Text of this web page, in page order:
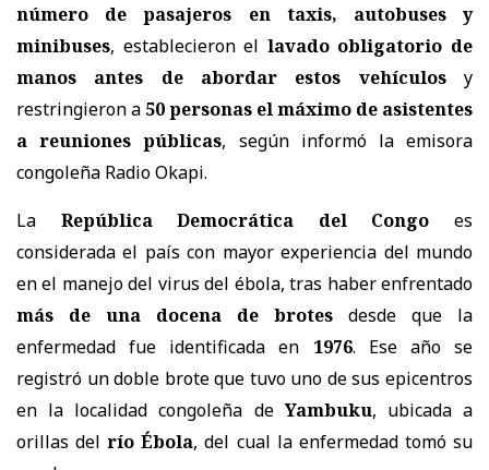
número de pasajeros en taxis, autobuses y
minibuses, establecieron el lavado obligatorio de
manos antes de abordar estos vehículosy
restringieron a 50 personas el máximo de asistentes
a reuniones públicas, según informó la emisora
congoleña Radio Okapi.
La República Democrática del Congo es
considerada el país con mayor experiencia del mundo
en el manejo del virus del ébola, tras haber enfrentado
más de una docena de brotes desde que la
enfermedad fue identificada en 1976. Ese año se
registró un doble brote que tuvo uno de sus epicentros
en la localidad congoleña deYambuku, ubicada a
orillas delrío Ébola, del cual la enfermedad tomó su